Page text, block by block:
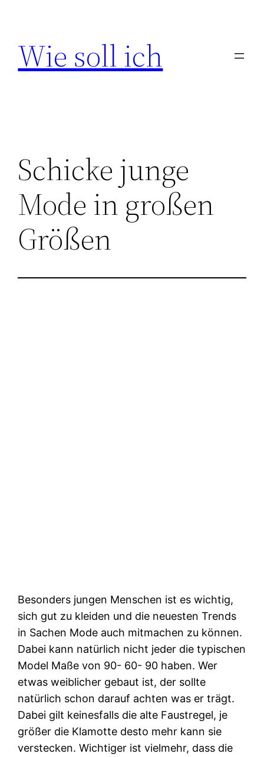
springen
Wie soll ich
Schicke junge
Mode in großen
Größen
Besonders jungen Menschen ist es wichtig,
sich gut zu kleiden und die neuesten Trends
in Sachen Mode auch mitmachen zu können.
Dabei kann natürlich nicht jeder die typischen
Model Maße von 90- 60- 90 haben. Wer
etwas weiblicher gebaut ist, der sollte
natürlich schon darauf achten was er trägt.
Dabei gilt keinesfalls die alte Faustregel, je
größer die Klamotte desto mehr kann sie
verstecken. Wichtiger ist vielmehr, dass die